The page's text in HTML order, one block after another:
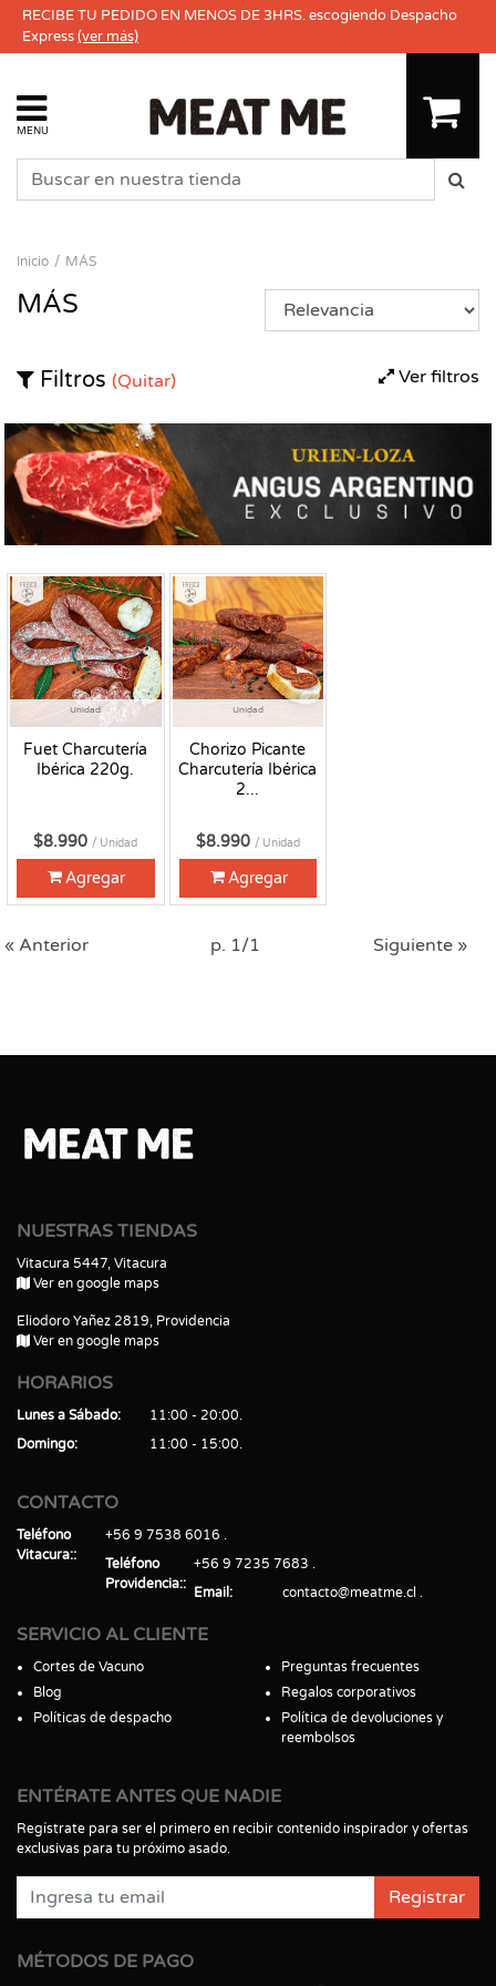
RECIBE TU PEDIDO EN MENOS DE 3HRS. escogiendo Despacho
Express(ver más)
MENU
Inicio MÁS
MÁS
Ver filtros
Filtros (Quitar)
Unidad
Fuet Charcutería
Ibérica 220g.
Fresco
$8.990 / Unidad
Agregar
Unidad
Chorizo Picante
Charcutería Ibérica
2...
Fresco
$8.990 / Unidad
Agregar
« Anterior p. 1/1 Siguiente »
NUESTRAS TIENDAS
Vitacura 5447, Vitacura
Ver en google maps
Eliodoro Yañez 2819, Providencia
Ver en google maps
HORARIOS
Lunes a Sábado
11:00 - 20:00
Domingo
11:00 - 15:00
CONTACTO
Teléfono
Vitacura:
+56 9 7538 6016
Teléfono
Providencia:
+56 9 7235 7683
Email
contacto@meatme.cl
SERVICIO AL CLIENTE
Cortes de Vacuno
Blog
Políticas de despacho
Preguntas frecuentes
Regalos corporativos
Política de devoluciones y
reembolsos
ENTÉRATE ANTES QUE NADIE
Regístrate para ser el primero en recibir contenido inspirador y ofertas
exclusivas para tu próximo asado.
Registrar
MÉTODOS DE PAGO